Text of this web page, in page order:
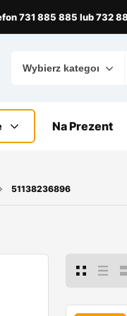
731 885 885 lub 732
Na Prezent
51138236896